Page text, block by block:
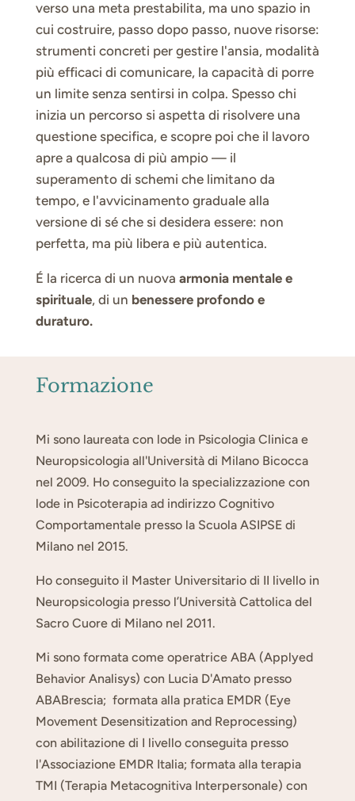
verso una meta prestabilita, ma uno spazio in
cui costruire, passo dopo passo, nuove risorse:
strumenti concreti per gestire l'ansia, modalità
più efficaci di comunicare, la capacità di porre
un limite senza sentirsi in colpa. Spesso chi
inizia un percorso si aspetta di risolvere una
questione specifica, e scopre poi che il lavoro
apre a qualcosa di più ampio — il
superamento di schemi che limitano da
tempo, e l'avvicinamento graduale alla
versione di sé che si desidera essere: non
perfetta, ma più libera e più autentica.
É la ricerca di un nuova armonia mentale e
spirituale, di un benessere profondo e
duraturo.
Formazione
Mi sono laureata con lode in Psicologia Clinica e
Neuropsicologia all'Università di Milano Bicocca
nel 2009. Ho conseguito la specializzazione con
lode in Psicoterapia ad indirizzo Cognitivo
Comportamentale presso la Scuola ASIPSE di
Milano nel 2015.
Ho conseguito il Master Universitario di II livello in
Neuropsicologia presso l’Università Cattolica del
Sacro Cuore di Milano nel 2011.
Mi sono formata come operatrice ABA (Applyed
Behavior Analisys) con Lucia D'Amato presso
ABABrescia; formata alla pratica EMDR (Eye
Movement Desensitization and Reprocessing)
con abilitazione di I livello conseguita presso
l'Associazione EMDR Italia; formata alla terapia
TMI (Terapia Metacognitiva Interpersonale) con